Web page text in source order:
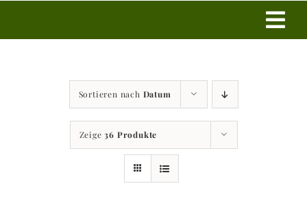
Restaurant
Sortieren nach Datum
Zeige36 Produkte